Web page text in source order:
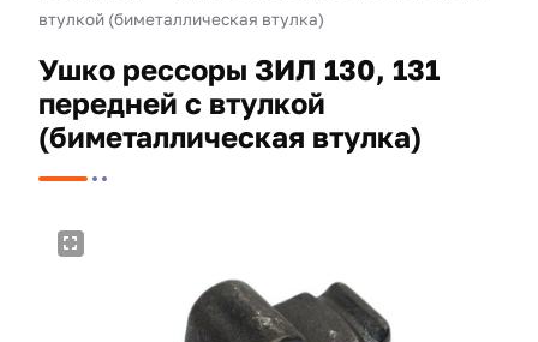
втулкой (биметаллическая втулка)
Ушко рессоры ЗИЛ 130, 131
передней с втулкой
(биметаллическая втулка)